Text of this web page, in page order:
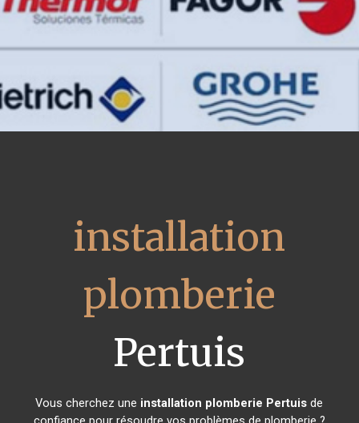
installation
plomberie
Pertuis
Vous cherchez une installation plomberie Pertuis de